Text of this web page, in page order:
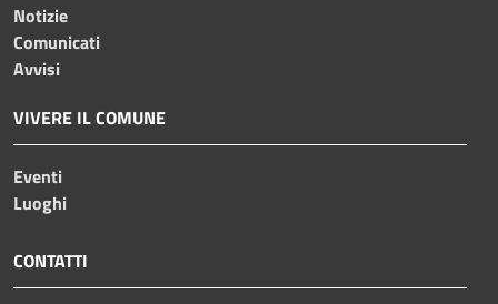
Notizie
Comunicati
Avvisi
VIVERE IL COMUNE
Eventi
Luoghi
CONTATTI